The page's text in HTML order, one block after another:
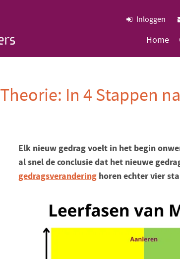
Inloggen
Home
Theorie: In 4 Stappen
Elk nieuw gedrag voelt in het begin
al snel de conclusie dat het nieuwe
gedragsveranderinghoren echter vier